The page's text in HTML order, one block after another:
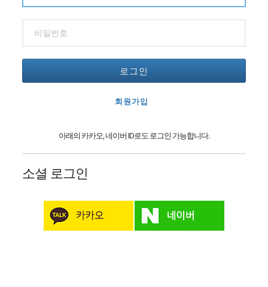
로그인
회원가입
아래의 카카오, 네이버 ID로도 로그인 가능합니다.
소셜 로그인